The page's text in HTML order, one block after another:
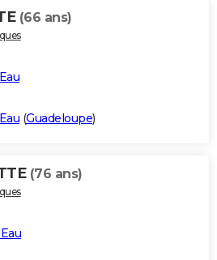
(66 ans)
(Guadeloupe)
(76 ans)